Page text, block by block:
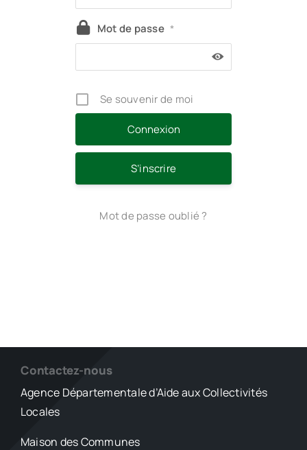
Mot de passe *
Se souvenir de moi
S’inscrire
Mot de passe oublié ?
Contactez-nous
Agence Départementale d’Aide aux Collectivités
Locales
Maison des Communes